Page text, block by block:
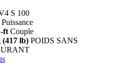
S 100
Puissance
ft Couple
(417 lb) POIDS SANS